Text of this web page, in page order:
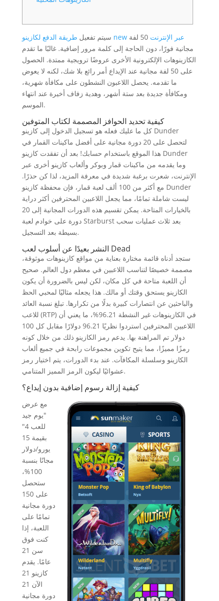
سيتم تفعيل طريقة الدفع لكازينو new عبر الإنترنت
50 لفة
مجانية فورًا، دون الحاجة إلى كلمة مرور إضافية. غالبًا ما تقدم
الكازينوهات الإلكترونية الأخرى عروضًا ترويجية ممتدة. الحصول
على 50 لفة مجانية عند الإيداع أمر رائع بلا شك، لكنه لا يعوض
ما تقدمه. يحصل اللاعبون النشطون على مكافأة شهرية،
ومكافأة جديدة بعد ستة أشهر، وهدية زفاف أخيرة عند انتهاء
الموسم.
كيفية تحديد الحوافز المصممة لكتاب المتوفين
كل ما عليك فعله هو تسجيل الدخول إلى كازينو Dunder
لتحصل على 20 دورة مجانية على أفضل ماكينات القمار في
هذا الموقع باستخدام حسابك! بعد أن تفقدت كازينو Dunder
وما يقدمه من ماكينات قمار وبوكر وألعاب كازينو أخرى عبر
الإنترنت، شعرت برغبة شديدة في معرفة المزيد، لذا كن حذرًا.
مع أكثر من 100 ألف لعبة قمار، فإن محفظة كازينو Dunder
ليست شاملة تمامًا، مما يجعل اللاعبين المحترفين أكثر دراية
بالخيارات المتاحة. يمكن تقسيم هذه الدورات المجانية إلى 20
دورة على خوادم لعبة Starburst بعد ثلاث عمليات سحب
بسيطة بعد التسجيل.
النشر بعيدًا عن أسلوب لعب Dead
ستجد أدناه قائمة مختارة بعناية من مواقع كازينوهات موثوقة،
مصممة خصيصًا لتناسب اللاعبين في معظم دول العالم. صحيح
أن اللعبة متاحة في كل مكان، لكن ليس بالضرورة أن يكون
الكازينو يستحق وقتك أو مالك. هذا يجعله مثاليًا لمحبي الحظ
والباحثين عن انتصارات كبيرة بدلًا من تكرارها. تبلغ نسبة العائد
للاعب (RTP) في الكازينوهات غير النشطة 96.21%، ما يعني أن
اللاعبين المحترفين استردوا نظريًا 96.21 دولارًا مقابل كل 100
دولار تم المراهنة بها. يدعم رمز الكازينو ذلك من خلال كونه
رمزًا مميزًا، مما يتيح تكوين مجموعات رابحة في جميع ألعاب
الكازينو وسلسلة المكافآت. عند بدء الدورات، يتم اختيار رمز
عشوائيًا ليكون الرمز المميز المتنامي.
كيفية إزالة رسوم إضافية بدون إيداع؟
مع عرض
"يوم جيد
للعب 4"
بقيمة 15
يورو/دولار
مجانًا بنسبة
100%،
ستحصل
على 150
دورة مجانية
تمامًا على
اللعبة، إذا
كنت فوق
سن 21
عامًا. يقدم
كازينو 21
الآن 21
دورة مجانية